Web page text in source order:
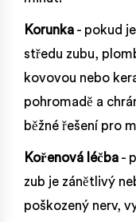
Korunka - pokud
středu zubu,
kovovou nebo
pohromadě a
běžné řešení pro
Kořenová léčba -
zub je zánětlivý
poškozený nerv,